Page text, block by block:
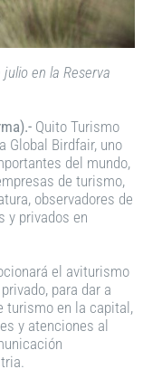
en la Reserva
Quito Turismo
Global Birdfair, uno
del mundo,
de turismo,
observadores de
y privados en
el aviturismo
para dar a
turismo en la capital,
y atenciones al